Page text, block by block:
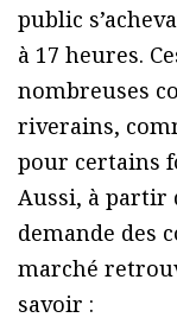
public
à 17 heures.
nombreuses
riverains,
pour certains
Aussi, à partir
demande des
marché
savoir :